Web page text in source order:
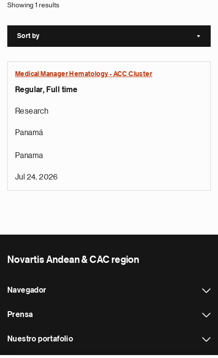
Showing 1 results
Sort by Sort
Medical Manager Hematology - ACC Cluster
Regular, Full time
Research
Panamá
Panama
Jul 24, 2026
Novartis Andean & CAC region
Navegador
Prensa
Nuestro portafolio